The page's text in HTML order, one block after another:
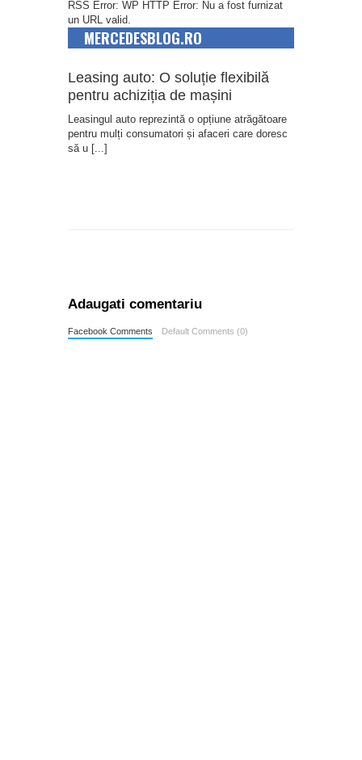
RSS Error: WP HTTP Error: Nu a fost furnizat
un URL valid.
MERCEDESBLOG.RO
Leasing auto: O soluție flexibilă
pentru achiziția de mașini
Leasingul auto reprezintă o opțiune atrăgătoare
pentru mulți consumatori și afaceri care doresc
să u [...]
Adaugati comentariu
Facebook Comments Default Comments (0)